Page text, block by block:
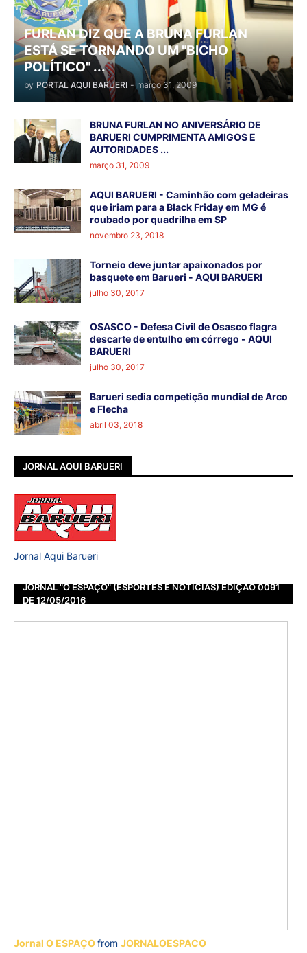
FURLAN DIZ QUE A BRUNA FURLAN
ESTÁ SE TORNANDO UM "BICHO
POLÍTICO" ...
by PORTAL AQUI BARUERI - março 31, 2009
BRUNA FURLAN NO ANIVERSÁRIO DE
BARUERI CUMPRIMENTA AMIGOS E
AUTORIDADES ...
março 31, 2009
AQUI BARUERI - Caminhão com geladeiras
que iriam para a Black Friday em MG é
roubado por quadrilha em SP
novembro 23, 2018
Torneio deve juntar apaixonados por
basquete em Barueri - AQUI BARUERI
julho 30, 2017
OSASCO - Defesa Civil de Osasco flagra
descarte de entulho em córrego - AQUI
BARUERI
julho 30, 2017
Barueri sedia competição mundial de Arco
e Flecha
abril 03, 2018
JORNAL AQUI BARUERI
Jornal Aqui Barueri
JORNAL "O ESPAÇO" (ESPORTES E NOTÍCIAS) EDIÇÃO 0091
DE 12/05/2016
Jornal O ESPAÇOfrom JORNALOESPACO